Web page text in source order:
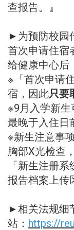
查报告。』
►为预防校园
首次申请住宿
给健康中心后
※「首次申请
宿，因此只要
※9月入学新
最晚于入住日
※新生注意事
胸部X光检查，
「新生注册系
报告档案上传
►相关法规细
站： https://